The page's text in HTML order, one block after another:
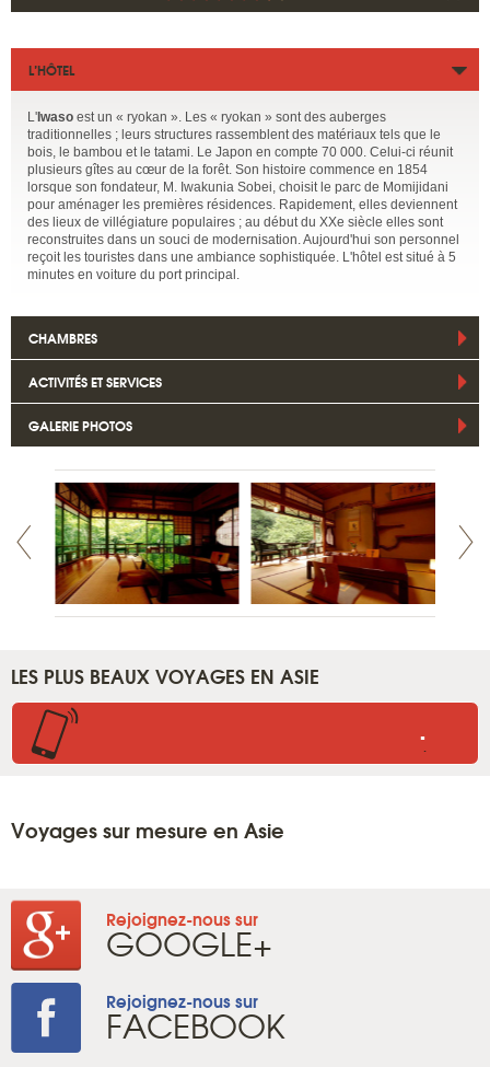
L’HÔTEL
L' Iwaso est un « ryokan ». Les « ryokan » sont des auberges
traditionnelles ; leurs structures rassemblent des matériaux tels que le
bois, le bambou et le tatami. Le Japon en compte 70 000. Celui-ci réunit
plusieurs gîtes au cœur de la forêt. Son histoire commence en 1854
lorsque son fondateur, M. Iwakunia Sobei, choisit le parc de Momijidani
pour aménager les premières résidences. Rapidement, elles deviennent
des lieux de villégiature populaires ; au début du XXe siècle elles sont
reconstruites dans un souci de modernisation. Aujourd'hui son personnel
reçoit les touristes dans une ambiance sophistiquée. L'hôtel est situé à 5
minutes en voiture du port principal.
CHAMBRES
ACTIVITÉS ET SERVICES
GALERIE PHOTOS
LES PLUS BEAUX VOYAGES EN ASIE
..
Voyages sur mesure en Asie
Rejoignez-nous sur
GOOGLE+
Rejoignez-nous sur
FACEBOOK